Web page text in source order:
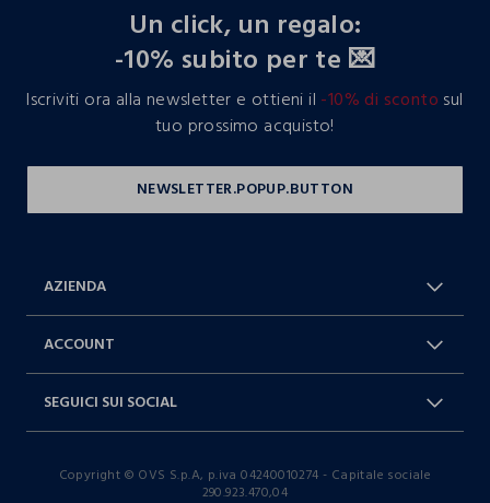
Un click, un regalo:
-10% subito per te 💌
Iscriviti ora alla newsletter e ottieni il -10% di sconto sul
tuo prossimo acquisto!
AZIENDA
Dichiarazione accessibilità
ACCOUNT
9-17)
SEGUICI SUI SOCIAL
TikTok
Copyright © OVS S.p.A, p.iva 04240010274 - Capitale sociale
290.923.470,04